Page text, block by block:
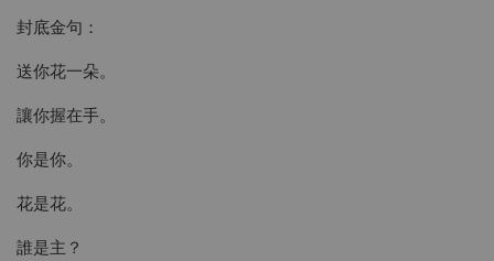
封底金句：
送你花一朵。
讓你握在手。
你是你。
花是花。
誰是主？